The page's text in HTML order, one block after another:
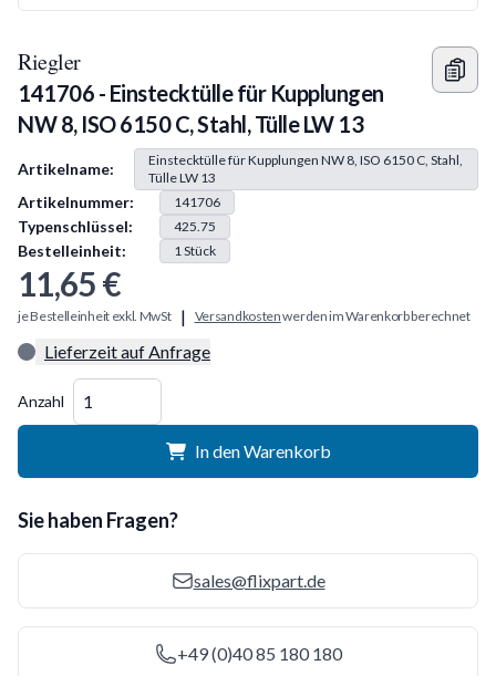
Riegler
141706 - Einstecktülle für Kupplungen
NW 8, ISO 6150 C, Stahl, Tülle LW 13
Produkt Information
Artikelname:
Einstecktülle für Kupplungen NW 8, ISO 6150 C, Stahl,
Tülle LW 13
Artikelnummer: 141706
Typenschlüssel: 425.75
Bestelleinheit: 1Stück
11,65 €
je Bestelleinheit exkl. MwSt | Versandkostenwerden im Warenkorb berechnet
Lieferzeit auf Anfrage
Anzahl
In den Warenkorb
Sie haben Fragen?
sales@flixpart.de
+49 (0)40 85 180 180